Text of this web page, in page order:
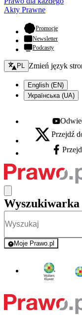
Akty Prawne
Promocje- otwiera
Newsletter
Podcasty
Zmień język - bieżący:
PL Zmień język
English (EN)
Українська (UA)
Youtube -
X - otwiera się w
Przejdź
Facebook -
Wyszukiwarka
Moje Prawo.pl
- rejestracja i